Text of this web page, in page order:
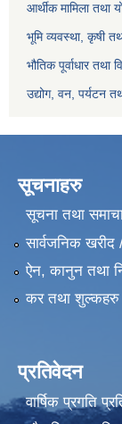
आर्थीक मामिला तथा
भूमि व्यवस्था, कृषी
भौतिक पूर्वाधार तथा
उद्योग, वन, पर्यटन
सूचनाहरु
सूचना तथा
सार्वजनिक
ऐन, कानुन तथा
कर तथा शुल्कहरु
प्रतिवेदन
वार्षिक प्रगति